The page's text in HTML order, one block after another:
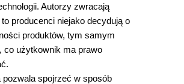
Autorzy zwracają
producenci niejako decydują o
produktów, tym samym
co użytkownik ma prawo
pozwala spojrzeć w sposób